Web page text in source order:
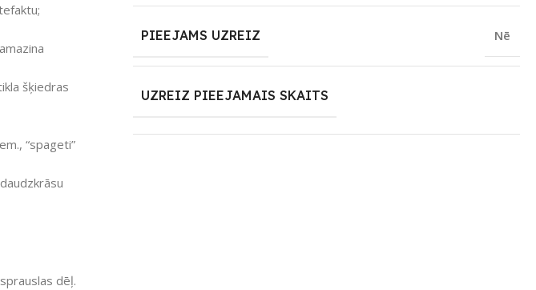
šķiedras
“spageti”
dēļ.
PIEEJAMS UZREIZ Nē
UZREIZ PIEEJAMAIS SKAITS